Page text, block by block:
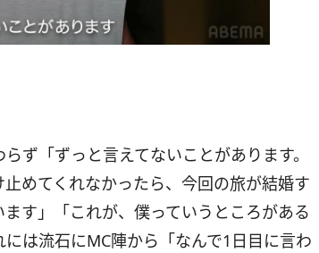
ず「ずっと言えてないことがあります。
めてくれなかったら、今回の旅が結婚す
す」「これが、僕っていうところがある
は流石にMC陣から「なんで1日目に言わ